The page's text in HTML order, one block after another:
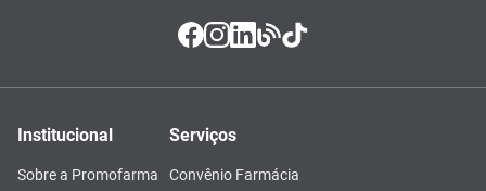
Institucional
Sobre a Promofarma
Serviços
Convênio Farmácia